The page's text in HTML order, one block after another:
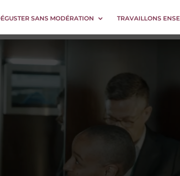
SANS MODÉRATION TRAVAILLONS